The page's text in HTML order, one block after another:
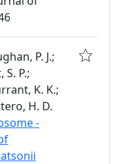
P. J.;
S. P.;
K. K.;
H. D.
-